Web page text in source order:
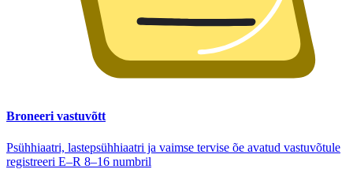
Broneeri vastuvõtt
Psühhiaatri, lastepsühhiaatri ja vaimse tervise õe avatud vastuvõtule
registreeri E–R 8–16 numbril